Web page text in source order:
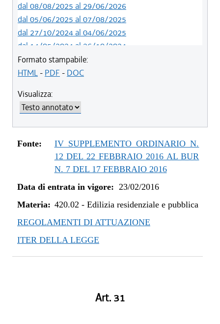
dal 08/08/2025 al 29/06/2026
dal 05/06/2025 al 07/08/2025
dal 27/10/2024 al 04/06/2025
dal 14/05/2024 al 26/10/2024
dal 09/04/2024 al 13/05/2024
dal 15/02/2024 al 08/04/2024
dal 01/01/2021 al 31/12/2023
dal 10/08/2019 al 31/12/2020
dal 11/07/2019 al 09/08/2019
dal 01/05/2019 al 10/07/2019
dal 08/11/2018 al 30/04/2019
dal 29/03/2018 al 07/11/2018
dal 27/07/2017 al 04/01/2018
dal 13/04/2017 al 26/07/2017
dal 23/02/2016 al 12/04/2017
Formato stampabile:
HTML- PDF - DOC
Visualizza:
Fonte:
IV SUPPLEMENTO ORDINARIO N.
12 DEL 22 FEBBRAIO 2016 AL BUR
N. 7 DEL 17 FEBBRAIO 2016
Data di entrata in vigore: 23/02/2016
Materia: 420.02 - Edilizia residenziale e pubblica
REGOLAMENTI DI ATTUAZIONE
ITER DELLA LEGGE
Art. 31